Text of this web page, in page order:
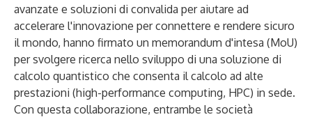
avanzate e soluzioni di convalida per aiutare ad
accelerare l'innovazione per connettere e rendere sicuro
il mondo, hanno firmato un memorandum d'intesa (MoU)
per svolgere ricerca nello sviluppo di una soluzione di
calcolo quantistico che consenta il calcolo ad alte
prestazioni (high-performance computing, HPC) in sede.
Con questa collaborazione, entrambe le società